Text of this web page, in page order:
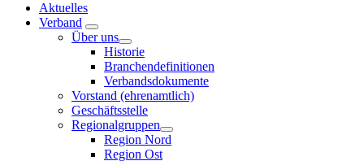
Aktuelles
Verband
Über uns
Historie
Branchendefinitionen
Verbandsdokumente
Vorstand (ehrenamtlich)
Geschäftsstelle
Regionalgruppen
Region Nord
Region Ost